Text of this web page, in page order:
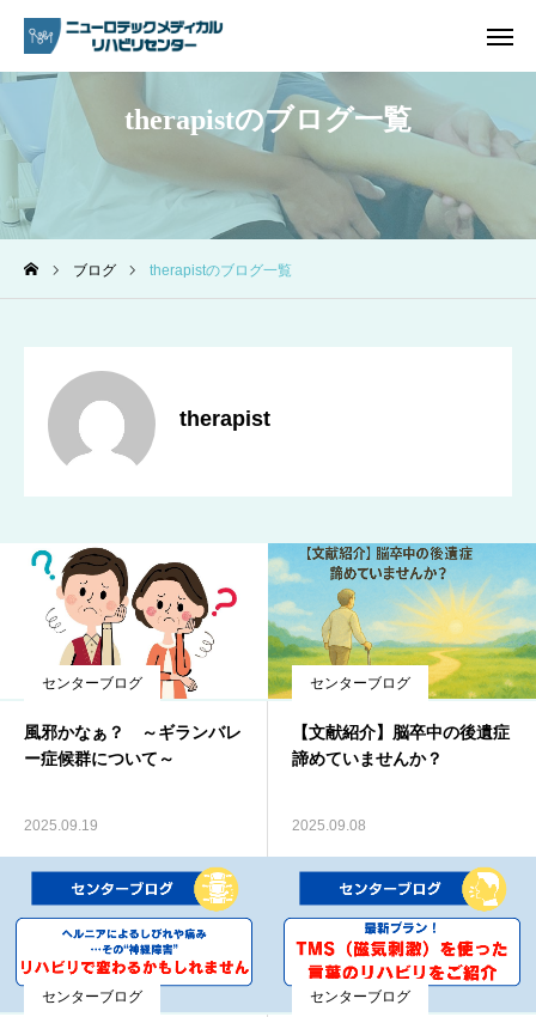
therapistのブログ一覧
ブログ therapistのブログ一覧
therapist
センターブログ
風邪かなぁ？ ～ギランバレ
ー症候群について～
2025.09.19
センターブログ
【文献紹介】脳卒中の後遺症
諦めていませんか？
2025.09.08
センターブログ センターブログ
電話問い合わせ
ホーム
プラン・料金一覧
よくあるご質問
ブログ
お知らせ